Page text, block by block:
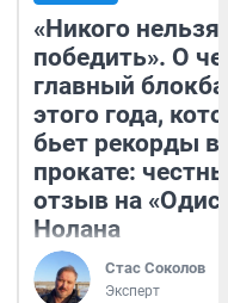
«Никого нельзя
победить». О
главный
этого года,
бьет рекорды в
прокате:
отзыв на
Нолана
Стас Соколов
Эксперт